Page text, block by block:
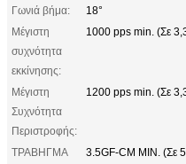
Γωνιά βήμα:
18°
Μέγιστη
συχνότητα
εκκίνησης:
1000 pps min. (Σε
Μέγιστη
Συχνότητα
Περιστροφής:
1200 pps min. (Σε
ΤΡΑΒΗΓΜΑ
3.5GF-CM MIN. (Σε